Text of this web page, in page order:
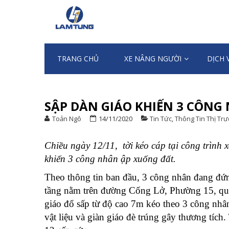
navigation
content
XE NÂNG
Chuyên nhập khẩu và cung ứng
TRANG CHỦ XE NÂNG NGƯỜI DỊCH
SẬP DÀN GIÁO KHIẾN 3
Toản Ngô 14/11/2020 Tin Tức,Thông Tin Thị
Chiều ngày 12/11, tời kéo cáp tại công trình
khiến 3 công nhân ập xuống đất.
Theo thông tin ban đầu, 3 công nhân đang
tầng nằm trên đường Cống Lở, Phường 15,
giáo đổ sấp từ độ cao 7m kéo theo 3 công
vật liệu và giàn giáo đè trúng gây thương